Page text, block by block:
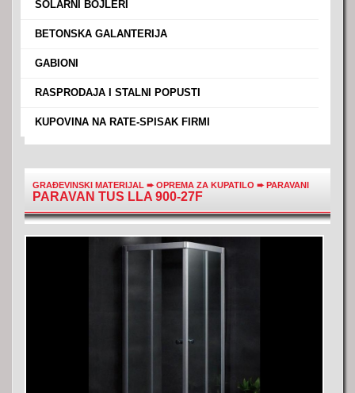
SOLARNI BOJLERI
BETONSKA GALANTERIJA
GABIONI
RASPRODAJA I STALNI POPUSTI
KUPOVINA NA RATE-SPISAK FIRMI
GRAĐEVINSKI MATERIJAL ➨OPREMA ZA KUPATILO ➨PARAVANI
PARAVAN TUS LLA 900-27F